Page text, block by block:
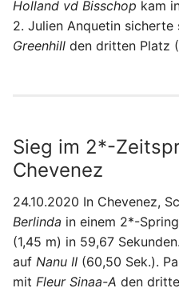
Holland vd Bisschop kam
2. Julien Anquetin sicherte
Greenhill den dritten Platz
Sieg im 2*-
Chevenez
24.10.2020 In Chevenez,
Berlinda in einem 2*-
(1,45 m) in 59,67
auf Nanu II (60,50 Sek.).
mit Fleur Sinaa-A den